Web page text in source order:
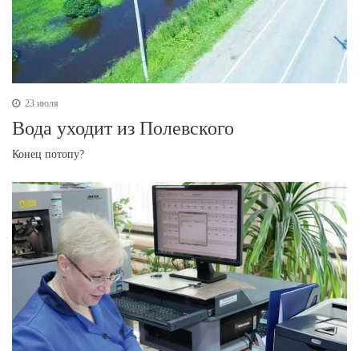
23 июля
Вода уходит из Полевского
Конец потопу?